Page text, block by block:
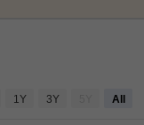
1Y 3Y All